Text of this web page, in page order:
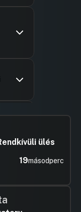
Dr.
Dr.
ülés
18másodperc